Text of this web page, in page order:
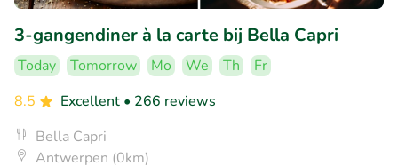
3-gangendiner à la carte bij Bella Capri
Today Tomorrow Mo We Th
Fr
8.5
Excellent • 266 reviews
Bella Capri
Antwerpen (0km)